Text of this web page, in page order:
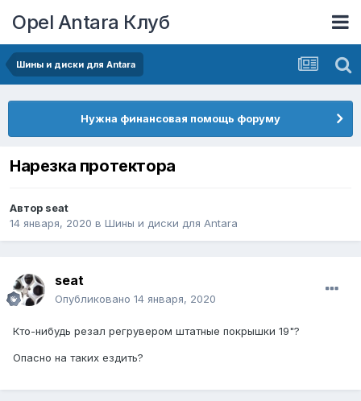
Opel Antara Клуб
Шины и диски для Antara
Нужна финансовая помощь форуму
Нарезка протектора
Автор seat
14 января, 2020 в Шины и диски для Antara
seat
Опубликовано 14 января, 2020
Кто-нибудь резал регрувером штатные покрышки 19"?
Опасно на таких ездить?